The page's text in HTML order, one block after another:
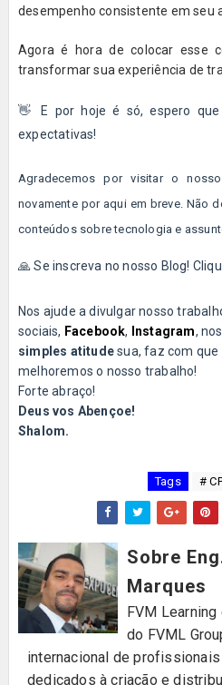
desempenho consistente em seu
Agora é hora de colocar esse
transformar sua experiência de
👋 E por hoje é só, espero que
expectativas!
Agradecemos por visitar o
novamente por aqui em breve. Não
conteúdos sobre tecnologia e
🙏 Se inscreva no nosso Blog!
Nos ajude a divulgar nosso
sociais, Facebook, Instagram,
simples atitudesua, faz com que
melhoremos o nosso trabalho!
Forte abraço!
Deus vos Abençoe!
Shalom.
Tags #
Sobre
Marques
FVM
do FVML
internacional de
dedicados à criação e